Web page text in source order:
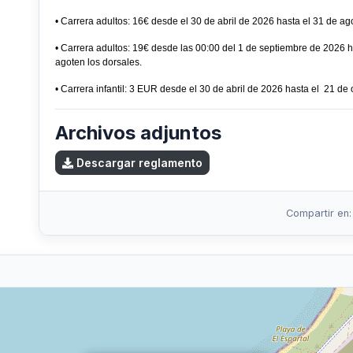
• Carrera adultos: 16€ desde el 30 de abril de 2026 hasta el 31 de
• Carrera adultos: 19€ desde las 00:00 del 1 de septiembre de
agoten los dorsales.
• Carrera infantil: 3 EUR desde el 30 de abril de 2026 hasta el 21
Archivos adjuntos
Descargar reglamento
Compartir en: